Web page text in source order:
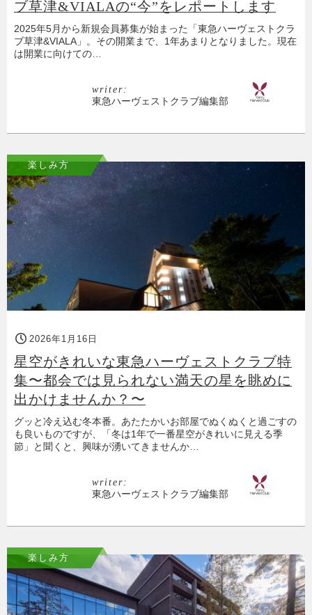
ブ草津&VIALAの“今”をレポートします
2025年5月から新規会員募集が始まった「東急ハーヴェストクラ
ブ草津&VIALA」。その開業まで、1年あまりとなりました。現在
は開業に向けての…
writer:
東急ハーヴェストクラブ編集部
楽しみ方
2026年1月16日
星空がきれいな東急ハーヴェストクラブ特
集〜都会では見られない満天の星を眺めに
出かけませんか？〜
グッと冷え込む冬本番。あたたかいお部屋でぬくぬくと過ごすの
も良いものですが、「冬は1年で一番星空がきれいに見える季
節」と聞くと、興味が湧いてきませんか…
writer:
東急ハーヴェストクラブ編集部
楽しみ方